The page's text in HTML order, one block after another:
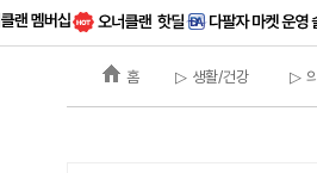
홈 ▷ 생활/건강 ▷